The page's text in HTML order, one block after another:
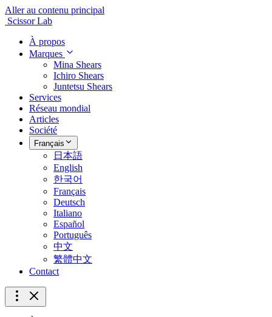
Aller au contenu principal
Scissor Lab
À propos
Marques
Mina Shears
Ichiro Shears
Juntetsu Shears
Services
Réseau mondial
Articles
Société
Français
日本語
English
한국어
Français
Deutsch
Italiano
Español
Português
中文
繁體中文
Contact